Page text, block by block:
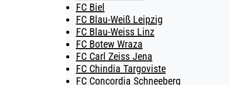
FC Biel
FC Blau-Weiß Leipzig
FC Blau-Weiss Linz
FC Botew Wraza
FC Carl Zeiss Jena
FC Chindia Targoviste
FC Concordia Schneeberg